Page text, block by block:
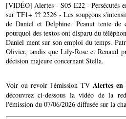
[VIDÉO] Alertes - S05 E22 - Persécutés
sur TF1+ ?? 2526 - Les soupçons
de Daniel et Delphine. Peanut tente de
pourquoi des textos ont disparu du
Daniel ment sur son emploi du temps.
Olivier, tandis que Lily-Rose et Renaud
décision majeure concernant Stella.
Voir ou revoir l'émission TV Alertes en
découvrez ci-dessous la vidéo de la
l'émission du 07/06/2026 diffusée sur la